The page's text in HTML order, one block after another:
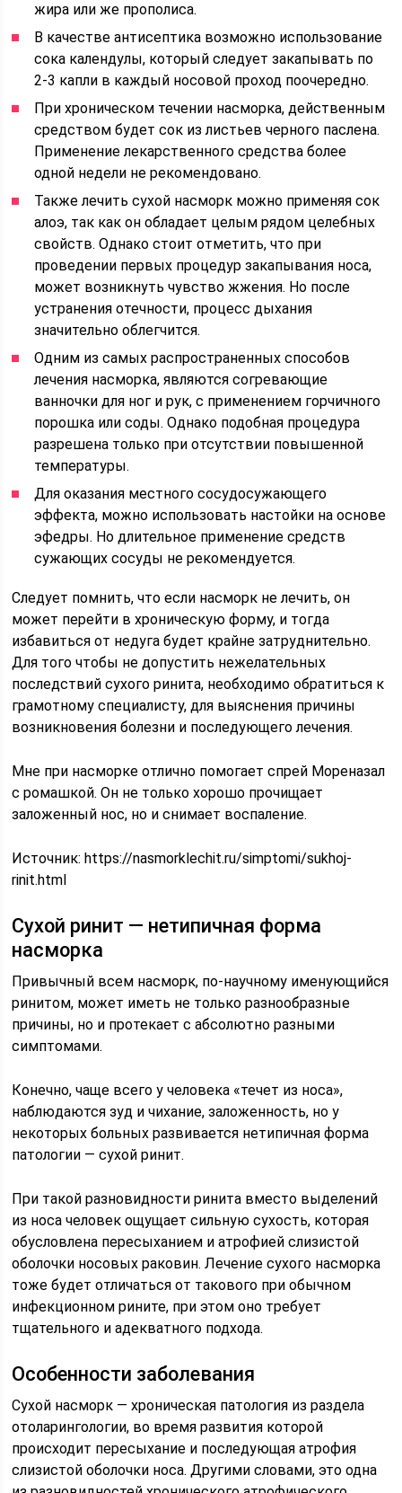
жира или же прополиса.
В качестве антисептика возможно использование
сока календулы, который следует закапывать по
2-3 капли в каждый носовой проход поочередно.
При хроническом течении насморка, действенным
средством будет сок из листьев черного паслена.
Применение лекарственного средства более
одной недели не рекомендовано.
Также лечить сухой насморк можно применяя сок
алоэ, так как он обладает целым рядом целебных
свойств. Однако стоит отметить, что при
проведении первых процедур закапывания носа,
может возникнуть чувство жжения. Но после
устранения отечности, процесс дыхания
значительно облегчится.
Одним из самых распространенных способов
лечения насморка, являются согревающие
ванночки для ног и рук, с применением горчичного
порошка или соды. Однако подобная процедура
разрешена только при отсутствии повышенной
температуры.
Для оказания местного сосудосужающего
эффекта, можно использовать настойки на основе
эфедры. Но длительное применение средств
сужающих сосуды не рекомендуется.
Следует помнить, что если насморк не лечить, он
может перейти в хроническую форму, и тогда
избавиться от недуга будет крайне затруднительно.
Для того чтобы не допустить нежелательных
последствий сухого ринита, необходимо обратиться к
грамотному специалисту, для выяснения причины
возникновения болезни и последующего лечения.
Мне при насморке отлично помогает спрей Мореназал
с ромашкой. Он не только хорошо прочищает
заложенный нос, но и снимает воспаление.
Источник: https://nasmorklechit.ru/simptomi/sukhoj-
rinit.html
Сухой ринит — нетипичная форма
насморка
Привычный всем насморк, по-научному именующийся
ринитом, может иметь не только разнообразные
причины, но и протекает с абсолютно разными
симптомами.
Конечно, чаще всего у человека «течет из носа»,
наблюдаются зуд и чихание, заложенность, но у
некоторых больных развивается нетипичная форма
патологии — сухой ринит.
При такой разновидности ринита вместо выделений
из носа человек ощущает сильную сухость, которая
обусловлена пересыханием и атрофией слизистой
оболочки носовых раковин. Лечение сухого насморка
тоже будет отличаться от такового при обычном
инфекционном рините, при этом оно требует
тщательного и адекватного подхода.
Особенности заболевания
Сухой насморк — хроническая патология из раздела
отоларингологии, во время развития которой
происходит пересыхание и последующая атрофия
слизистой оболочки носа. Другими словами, это одна